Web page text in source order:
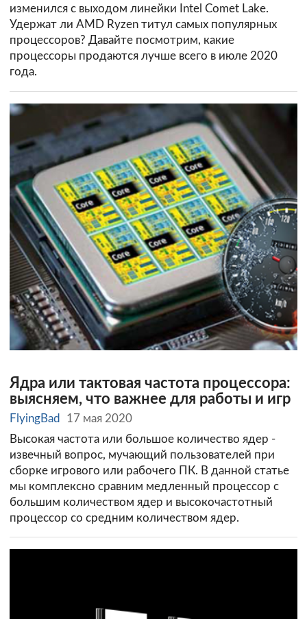
изменился с выходом линейки Intel Comet Lake.
Удержат ли AMD Ryzen титул самых популярных
процессоров? Давайте посмотрим, какие
процессоры продаются лучше всего в июле 2020
года.
Ядра или тактовая частота процессора:
выясняем, что важнее для работы и игр
FlyingBad
17 мая 2020
Высокая частота или большое количество ядер -
извечный вопрос, мучающий пользователей при
сборке игрового или рабочего ПК. В данной статье
мы комплексно сравним медленный процессор с
большим количеством ядер и высокочастотный
процессор со средним количеством ядер.